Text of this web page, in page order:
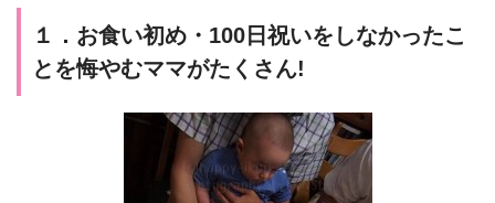
１．お食い初め・100日祝いをしなかったこ
とを悔やむママがたくさん!